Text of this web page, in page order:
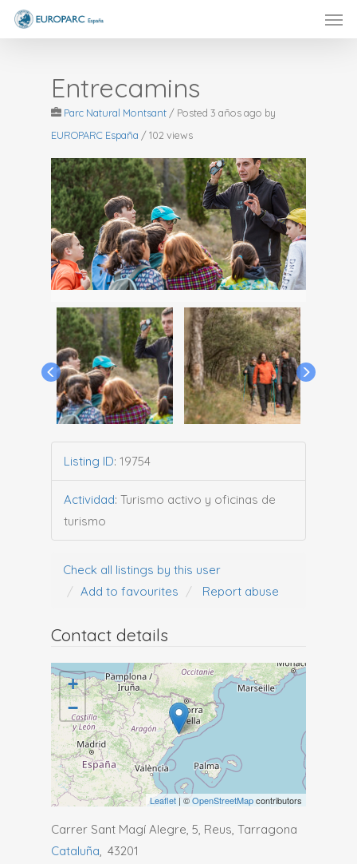
Skip
Entrecamins
Parc Natural Montsant / Posted 3 años ago by
EUROPARC España / 102 views
Listing ID: 19754
Actividad: Turismo activo y oficinas de
turismo
Check all listings by this user
Add to favourites
Report abuse
Contact details
+
−
Leaflet | ©OpenStreetMapcontributors
Carrer Sant Magí Alegre, 5, Reus, Tarragona
Cataluña, 43201